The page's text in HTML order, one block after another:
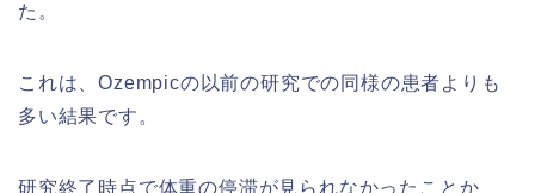
た。
これは、Ozempicの以前の研究での同様の患者よりも
多い結果です。
研究終了時点で体重の停滞が見られなかったことか